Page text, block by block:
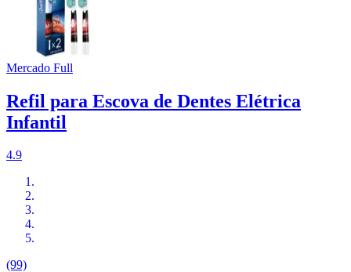
Mercado Full
Refil para Escova de Dentes Elétrica
Infantil
4.9
(99)